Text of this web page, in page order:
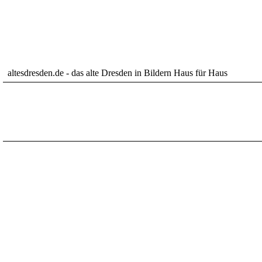
altesdresden.de - das alte Dresden in Bildern Haus für Haus